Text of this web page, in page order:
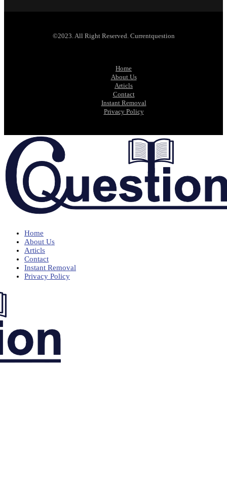
©2023. All Right Reserved. Currentquestion
Home
About Us
Articls
Contact
Instant Removal
Privacy Policy
Home
About Us
Articls
Contact
Instant Removal
Privacy Policy